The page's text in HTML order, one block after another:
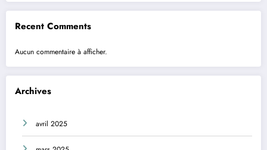
Recent Comments
Aucun commentaire à afficher.
Archives
avril 2025